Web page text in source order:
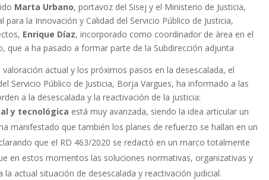
Marta Urbano, portavoz del Sisej y el Ministerio de Justicia,
para la Innovación y Calidad del Servicio Público de Justicia,
Enrique Díaz, incorporado como coordinador de àrea en el
que a ha pasado a formar parte de la Subdirección adjunta
actual y los próximos pasos en la desescalada, el
Servicio Público de Justicia, Borja Vargues, ha informado a las
a la desescalada y la reactivación de la justicia:
y tecnológica está muy avanzada, siendo la idea articular un
manifestado que también los planes de refuerzo se hallan en un
que el RD 463/2020 se redactó en un marco totalmente
en estos momentos las soluciones normativas, organizativas y
actual situación de desescalada y reactivación judicial.